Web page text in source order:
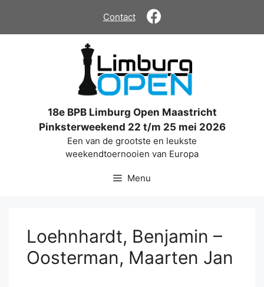
de
Contact
18e BPB Limburg Open Maastricht
Pinksterweekend 22 t/m 25 mei 2026
Een van de grootste en leukste
weekendtoernooien van Europa
Menu
Loehnhardt, Benjamin –
Oosterman, Maarten Jan